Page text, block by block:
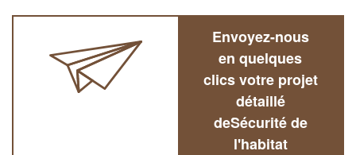
Envoyez-nous
en quelques
clics votre projet
détaillé
deSécurité de
l'habitat